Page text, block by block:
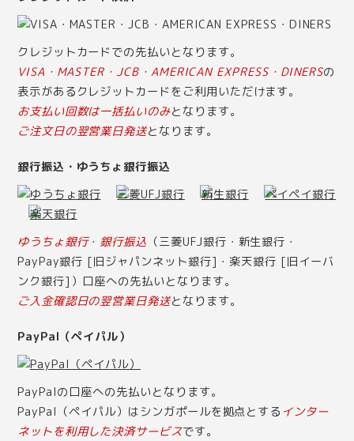
クレジットカードでの先払いとなります。
VISA・MASTER・JCB・AMERICAN EXPRESS・DINERSの
表示があるクレジットカードをご利用いただけます。
お支払い回数は一括払いのみとなります。
ご注文日の翌営業日発送となります。
銀行振込・ゆうちょ銀行振込
ゆうちょ銀行・銀行振込 （三菱UFJ銀行・新生銀行・
PayPay銀行 [旧ジャパンネット銀行]・楽天銀行 [旧イーバ
ンク銀行]）口座への先払いとなります。
ご入金確認日の翌営業日発送となります。
PayPal（ペイパル）
PayPalの口座への先払いとなります。
PayPal（ペイパル）はシンガポールを拠点とする インター
ネットを利用した決済サービスです。